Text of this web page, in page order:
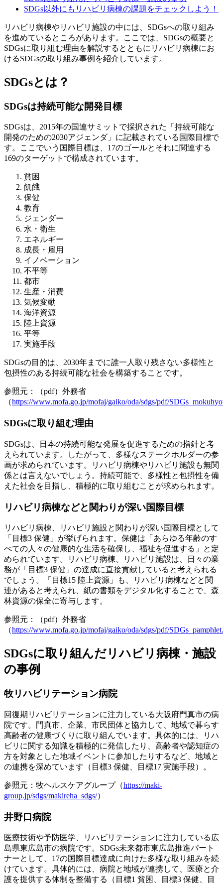
SDGs以外にもリハビリ病棟の課題をチェックしよう！
リハビリ病棟やリハビリ施設の中には、SDGsへの取り組み
を進めているところがあります。ここでは、SDGsの概要と
SDGsに取り組む理由を解説するとともにリハビリ病棟にお
けるSDGsの取り組み事例を紹介しています。
SDGsとは？
SDGsは持続可能な開発目標
SDGsは、2015年の国連サミットで採択された「持続可能な
開発のための2030アジェンダ」に記載されている国際目標で
す。ここでいう国際目標は、17のゴールとそれに関連する
169のターゲットで構成されています。
貧困
飢餓
保健
教育
ジェンダー
水・衛生
エネルギー
成長・雇用
イノベーション
不平等
都市
生産・消費
気候変動
海洋資源
陸上資源
平等
実施手段
SDGsの目的は、2030年までに誰一人取り残さない多様性と
包摂性のある持続可能な社会を構築することです。
参照元：（pdf）外務省
（https://www.mofa.go.jp/mofaj/gaiko/oda/sdgs/pdf/
SDGsに取り組む理由
SDGsは、日本の持続可能な発展を促進するための指針と考
えられています。したがって、多様なステークホルダーの参
画が求められています。リハビリ病棟やリハビリ施設も無関
係とは言えないでしょう。持続可能で、多様性と包摂性を備
えた社会を目指し、積極的に取り組むことが求められます。
リハビリ病棟などと関わりが深い国際目標
リハビリ病棟、リハビリ施設と関わりが深い国際目標として
「目標3 保健」が挙げられます。保健は「あらゆる年齢のす
べての人々の健康的な生活を確保し、福祉を促進する」と定
められています。リハビリ病棟、リハビリ施設は、日々の業
務が「目標3 保健」の達成に直接貢献していると考えられる
でしょう。「目標15 陸上資源」も、リハビリ病棟などと関
連があると考えられ、紙の書類をデジタル化することで、森
林資源の保全に寄与します。
参照元：（pdf）外務省
（https://www.mofa.go.jp/mofaj/gaiko/oda/sdgs/pdf/
SDGsに取り組んだリハビリ病棟・施設
の事例
牧リハビリテーション病院
回復期リハビリテーションに注力している大阪府門真市の病
院です。門真市、企業、市民団体と協力して、地域で暮らす
高齢者の健康づくりに取り組んでいます。具体的には、リハ
ビリに関する知識を積極的に発信したり、高齢者や認知症の
方を対象とした地域イベントに参加したりするなど、地域と
の連携を深めています（目標3 保健、目標17 実施手段）。
参照元：牧ヘルスケアグループ（https://maki-
group.jp/sdgs/makireha_sdgs/）
井野口病院
医療技術や予防医学、リハビリテーションに注力している広
島県東広島市の病院です。SDGs未来都市東広島推進パート
ナーとして、17の国際目標達成に向けた多様な取り組みを続
けています。具体的には、病院と地域が連携して、医療と介
護を提供する体制を整備する（目標1 貧困、目標3 保健、目